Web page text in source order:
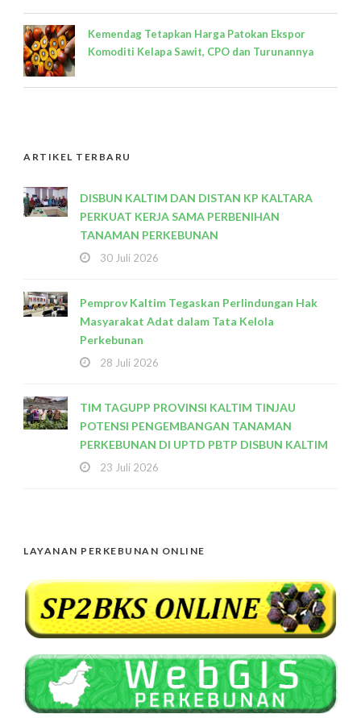
Kemendag Tetapkan Harga Patokan Ekspor
Komoditi Kelapa Sawit, CPO dan Turunannya
ARTIKEL TERBARU
DISBUN KALTIM DAN DISTAN KP KALTARA
PERKUAT KERJA SAMA PERBENIHAN
TANAMAN PERKEBUNAN
30 Juli 2026
Pemprov Kaltim Tegaskan Perlindungan Hak
Masyarakat Adat dalam Tata Kelola
Perkebunan
28 Juli 2026
TIM TAGUPP PROVINSI KALTIM TINJAU
POTENSI PENGEMBANGAN TANAMAN
PERKEBUNAN DI UPTD PBTP DISBUN KALTIM
23 Juli 2026
LAYANAN PERKEBUNAN ONLINE